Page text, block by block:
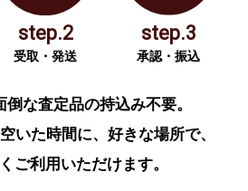
step.2
受取・発送
step.3
承認・振込
な査定品の持込み不要。
いた時間に、好きな場所で、
ご利用いただけます。